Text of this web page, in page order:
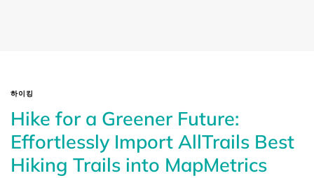
하이킹
Hike for a Greener Future:
Effortlessly Import AllTrails Best
Hiking Trails into MapMetrics